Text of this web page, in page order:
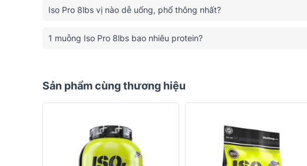
Iso Pro 8lbs vị nào dễ uống, phổ thông nhất?
1 muỗng Iso Pro 8lbs bao nhiêu protein?
Sản phẩm cùng thương hiệu